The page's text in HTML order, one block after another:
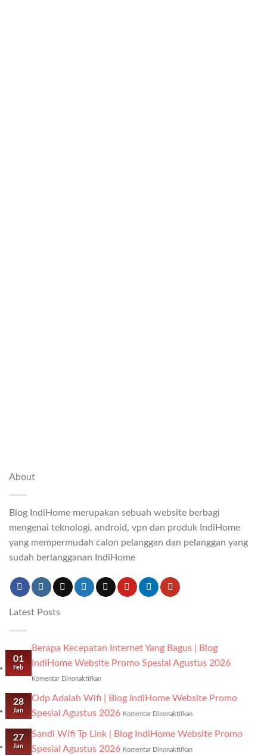
About
Blog IndiHome merupakan sebuah website berbagi
mengenai teknologi, android, vpn dan produk IndiHome
yang mempermudah calon pelanggan dan pelanggan yang
sudah berlangganan IndiHome
Latest Posts
01
Feb
Berapa Kecepatan Internet Yang Bagus | Blog
IndiHome Website Promo Spesial Agustus 2026
Komentar Dinonaktifkan
Kecepatan
Yang
|
Blog
28
Jan
Odp Adalah Wifi | Blog IndiHome Website Promo
Spesial Agustus 2026 Komentar Dinonaktifkan
Adalah
|
27
Jan
Sandi Wifi Tp Link | Blog IndiHome Website Promo
Spesial Agustus 2026 Komentar Dinonaktifkan